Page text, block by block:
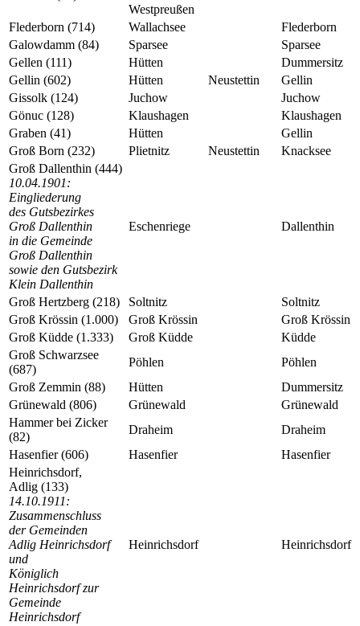
Westpreußen
Flederborn (714) Wallachsee
Flederborn
Galowdamm (84)
Sparsee
Sparsee
Gellen (111)
Hütten
Dummersitz
Gellin (602)
Hütten Neustettin
Gellin
Gissolk (124)
Juchow
Juchow
Gönuc (128)
Klaushagen
Klaushagen
Graben (41)
Hütten
Gellin
Groß Born (232)
Plietnitz Neustettin
Knacksee
Groß Dallenthin (444)
10.04.1901:
Eingliederung
des Gutsbezirkes
Groß Dallenthin
in die Gemeinde
Groß Dallenthin
sowie den Gutsbezirk
Klein Dallenthin
Eschenriege Dallenthin
Groß Hertzberg (218) Soltnitz
Soltnitz
Groß Krössin (1.000)
Groß Krössin
Groß Krössin
Groß Küdde (1.333)
Groß Küdde
Küdde
Groß Schwarzsee
(687)
Pöhlen
Pöhlen
Groß Zemmin (88)
Hütten
Dummersitz
Grünewald (806)
Grünewald
Grünewald
Hammer bei Zicker
(82)
Draheim
Draheim
Hasenfier (606)
Hasenfier
Hasenfier
Heinrichsdorf,
Adlig (133)
14.10.1911:
Zusammenschluss
der Gemeinden
Adlig Heinrichsdorf
und
Königlich
Heinrichsdorf zur
Gemeinde
Heinrichsdorf
Heinrichsdorf Heinrichsdorf